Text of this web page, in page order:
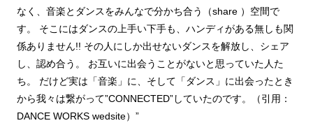
なく、音楽とダンスをみんなで分かち合う（share ）空間で
す。 そこにはダンスの上手い下手も、ハンディがある無しも関
係ありません!! その人にしか出せないダンスを解放し、シェア
し、認め合う。 お互いに出会うことがないと思っていた人た
ち。 だけど実は「音楽」に、そして「ダンス」に出会ったとき
から我々は繋がって”CONNECTED”していたのです。（引用：
DANCE WORKS wedsite）”